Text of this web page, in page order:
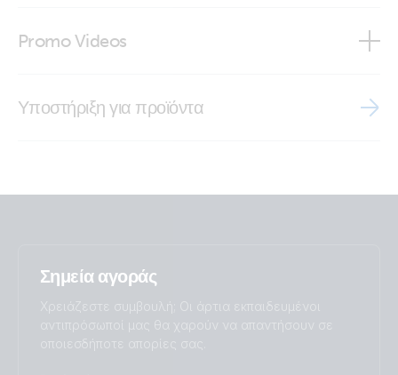
Promo Videos
Marine MFD app
Υποστήριξη για προϊόντα
Σημεία αγοράς
Χρειάζεστε συμβουλή; Οι άρτια εκπαιδευμένοι
αντιπρόσωποί μας θα χαρούν να απαντήσουν σε
οποιεσδήποτε απορίες σας.